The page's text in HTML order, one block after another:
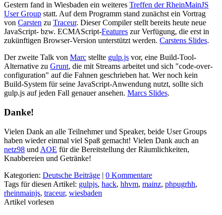
Gestern fand in Wiesbaden ein weiteres Treffen der RheinMainJS
User Group statt. Auf dem Programm stand zunächst ein Vortrag
von Carsten zu Traceur. Dieser Compiler stellt bereits heute neue
JavaScript- bzw. ECMAScript-Features zur Verfügung, die erst in
zukünftigen Browser-Version unterstützt werden. Carstens Slides.
Der zweite Talk von Marc stellte gulp.js vor, eine Build-Tool-
Alternative zu Grunt, die mit Streams arbeitet und sich "code-over-
configuration" auf die Fahnen geschrieben hat. Wer noch kein
Build-System für seine JavaScript-Anwendung nutzt, sollte sich
gulp.js auf jeden Fall genauer ansehen. Marcs Slides.
Danke!
Vielen Dank an alle Teilnehmer und Speaker, beide User Groups
haben wieder einmal viel Spaß gemacht! Vielen Dank auch an
netz98 und AOE für die Bereitstellung der Räumlichkeiten,
Knabbereien und Getränke!
Kategorien: Deutsche Beiträge | 0 Kommentare
Tags für diesen Artikel: gulpjs, hack, hhvm, mainz, phpugrhh,
rheinmainjs, traceur, wiesbaden
Artikel vorlesen